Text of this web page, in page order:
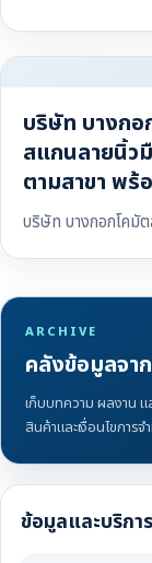
บริษัท บางกอ
สแกนลายนิ้ว
ตามสาขา พร้
บริษัท บางกอกโคมั
ARCHIVE
คลังข้อมูลจา
เก็บบทความ ผลงาน
สินค้าและเงื่อนไขการ
ข้อมูลและบริกา